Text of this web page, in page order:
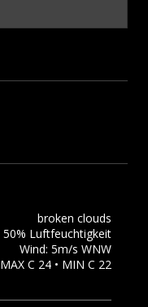
broken clouds
50% Luftfeuchtigkeit
Wind: 5m/s WNW
MAX C 24 • MIN C 22